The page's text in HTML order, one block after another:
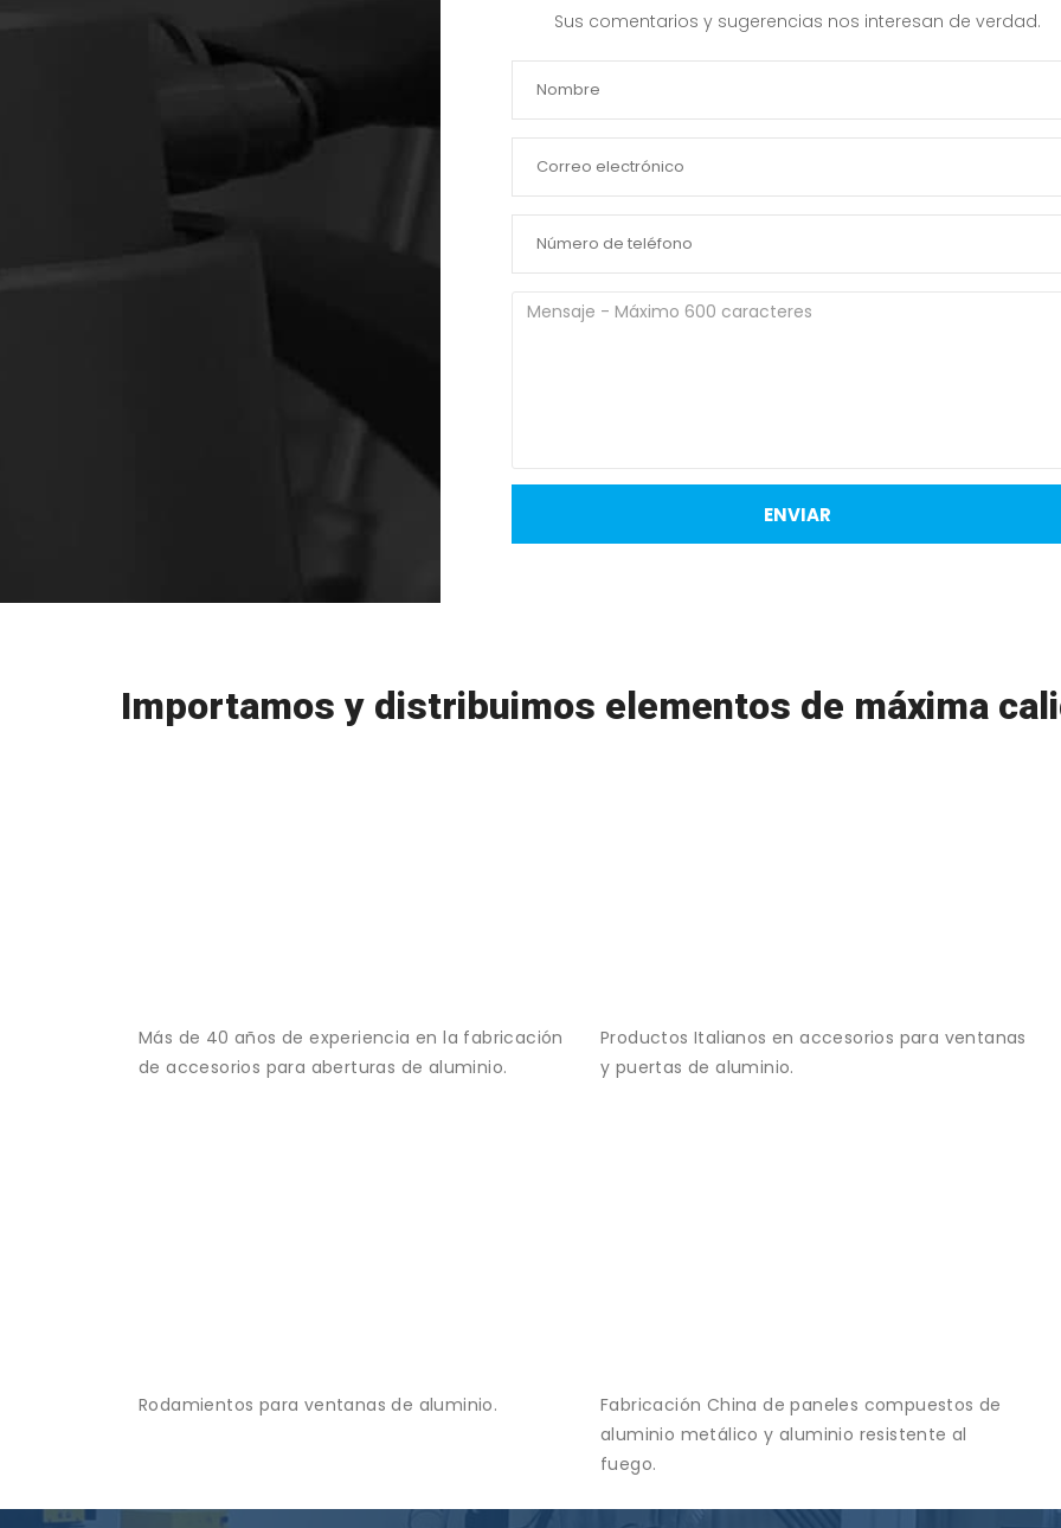
Sus comentarios y sugerencias nos interesan de verdad.
Importamos y distribuimos elementos de máxima
Más de 40 años de experiencia en la fabricación
de accesorios para aberturas de aluminio.
Productos Italianos en accesorios para ventanas
y puertas de aluminio.
Rodamientos para ventanas de aluminio.
Fabricación China de paneles compuestos de
aluminio metálico y aluminio resistente al
fuego.